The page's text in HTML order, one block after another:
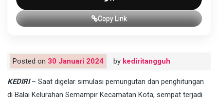
Copy Link
Posted on 30 Januari 2024 by kediritangguh
KEDIRI– Saat digelar simulasi pemungutan dan penghitungan
di Balai Kelurahan Semampir Kecamatan Kota, sempat terjadi